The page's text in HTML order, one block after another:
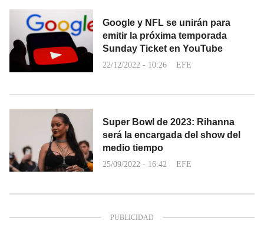
Google y NFL se unirán para
emitir la próxima temporada
Sunday Ticket en YouTube
22/12/2022 - 10:26 EFE
Super Bowl de 2023: Rihanna
será la encargada del show del
medio tiempo
25/09/2022 - 16:42 EFE